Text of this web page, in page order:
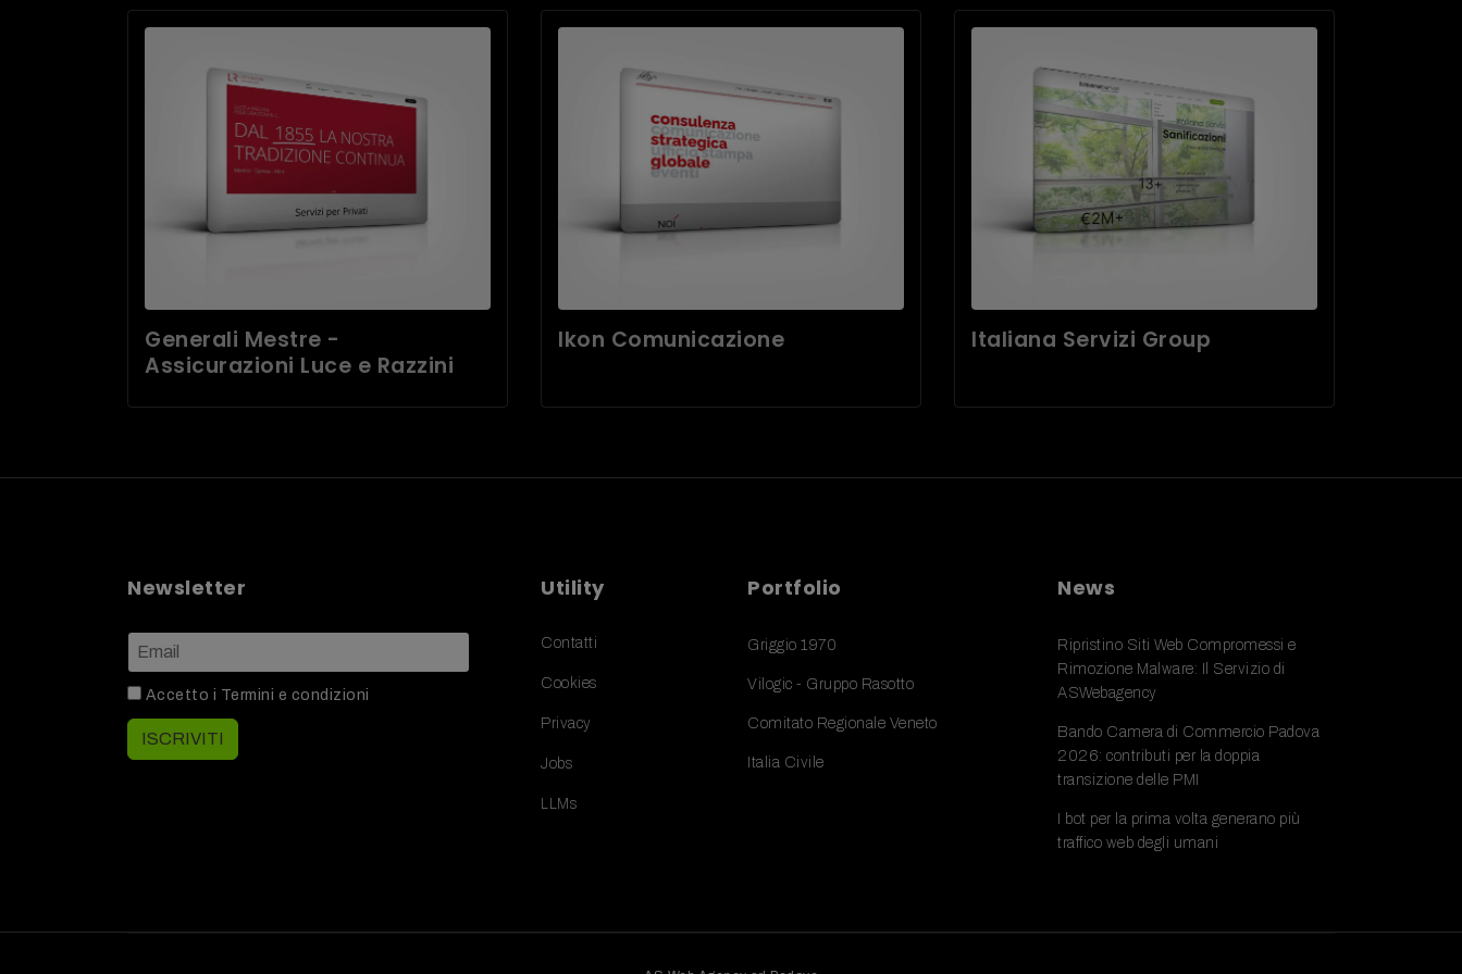
Generali Mestre -
Assicurazioni Luce e Razzini
Ikon Comunicazione Italiana Servizi Group
Newsletter
Accetto i Termini e condizioni
ISCRIVITI
Utility
Contatti
Cookies
Privacy
Jobs
LLMs
Portfolio
Griggio 1970
Vilogic - Gruppo Rasotto
Comitato Regionale Veneto
Italia Civile
News
Ripristino Siti Web Compromessi e
Rimozione Malware: Il Servizio di
ASWebagency
Bando Camera di Commercio Padova
2026: contributi per la doppia
transizione delle PMI
I bot per la prima volta generano più
traffico web degli umani